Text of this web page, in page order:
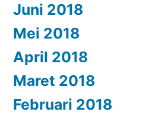
Juni 2018
Mei 2018
April 2018
Maret 2018
Februari 2018